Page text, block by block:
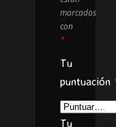
marcados
con
*
Tu
puntuación
Tu